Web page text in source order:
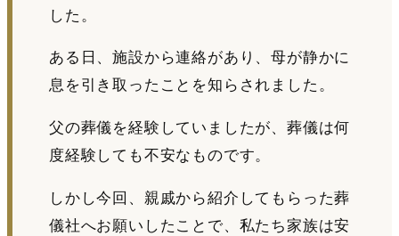
した。
ある日、施設から連絡があり、母が静かに
息を引き取ったことを知らされました。
父の葬儀を経験していましたが、葬儀は何
度経験しても不安なものです。
しかし今回、親戚から紹介してもらった葬
儀社へお願いしたことで、私たち家族は安